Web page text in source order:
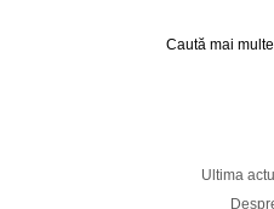
Caută mai
Ultima